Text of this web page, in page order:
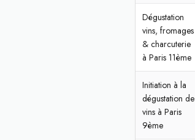
Dégustation
vins, fromages
& charcuterie
à Paris 11ème
Initiation à la
dégustation de
vins à Paris
9ème